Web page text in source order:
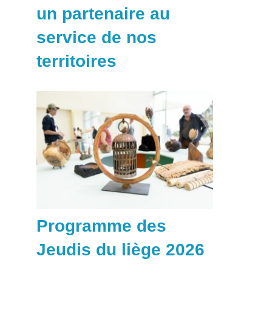
un partenaire au
service de nos
territoires
Programme des
Jeudis du liège 2026